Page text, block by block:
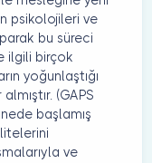
psikolojileri ve
bu süreci
ilgili birçok
yoğunlaştığı
(GAPS
başlamış
ve